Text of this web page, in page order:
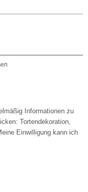
Informationen zu
Tortendekoration,
Einwilligung kann ich